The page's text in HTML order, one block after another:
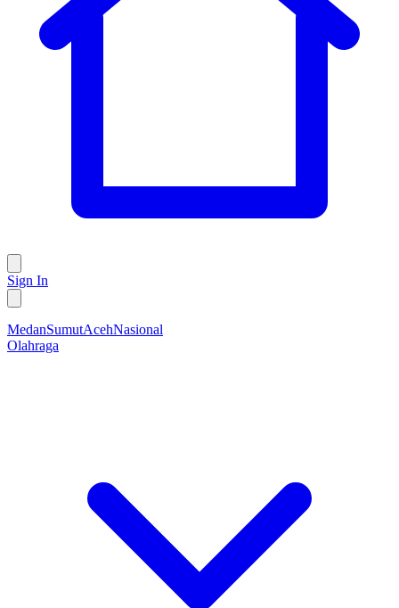
Sign In
MedanSumutAcehNasional
Olahraga